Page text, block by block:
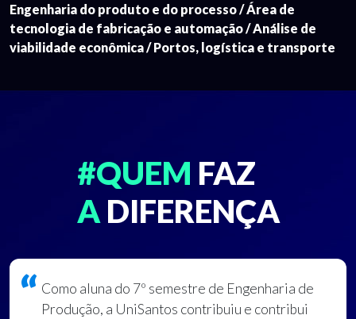
Engenharia do produto e do processo / Área de
tecnologia de fabricação e automação / Análise de
viabilidade econômica / Portos, logística e transporte
#QUEM FAZ
A DIFERENÇA
Como aluna do 7º semestre de Engenharia de
Produção, a UniSantos contribuiu e contribui